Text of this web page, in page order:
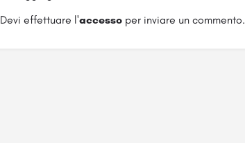
Devi effettuare l'accessoper inviare un commento.